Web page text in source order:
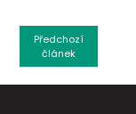
Předchozí
článek